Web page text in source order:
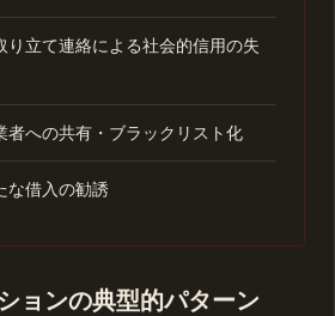
り立て連絡による社会的信用の失
者への共有・ブラックリスト化
な借入の勧誘
ョンの典型的パターン